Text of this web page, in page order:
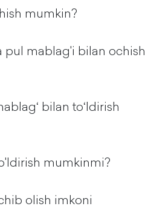
mumkin?
mablag'i bilan ochish
bilan toʻldirish
mumkinmi?
olish imkoni